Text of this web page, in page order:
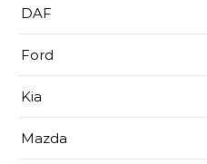
DAF
Ford
Kia
Mazda